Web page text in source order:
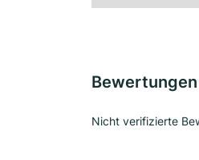
Bewertungen
Nicht verifizierte